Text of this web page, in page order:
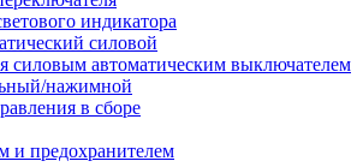
индикатора
силовой
силовым автоматическим выключателем
нажимной
в сборе
и предохранителем